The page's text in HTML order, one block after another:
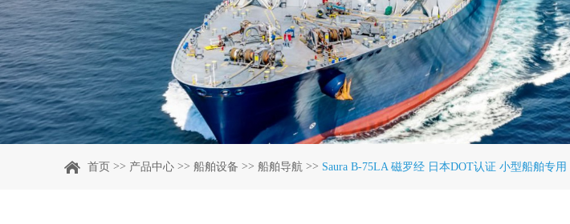
首页 >> 产品中心 >> 船舶设备 >> 船舶导航 >> Saura B-75LA 磁罗经 日本DOT认证 小型船舶专用